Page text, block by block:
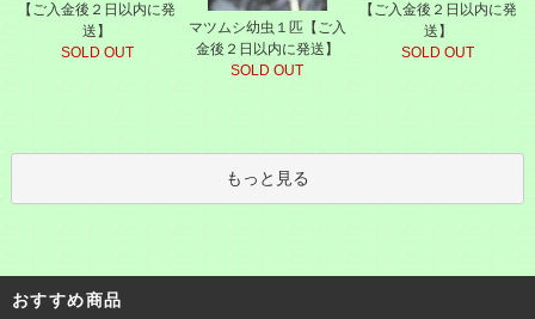
【ご入金後２日以内に発
送】
SOLD OUT
マツムシ幼虫１匹【ご入
金後２日以内に発送】
SOLD OUT
【ご入金後２日以内に発
送】
SOLD OUT
もっと見る
おすすめ商品